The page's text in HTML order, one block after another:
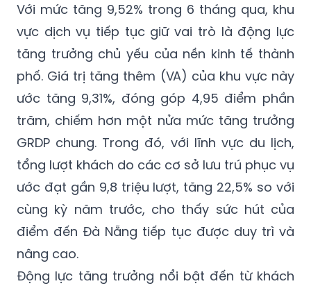
Với mức tăng 9,52% trong 6 tháng qua, khu
vực dịch vụ tiếp tục giữ vai trò là động lực
tăng trưởng chủ yếu của nền kinh tế thành
phố. Giá trị tăng thêm (VA) của khu vực này
ước tăng 9,31%, đóng góp 4,95 điểm phần
trăm, chiếm hơn một nửa mức tăng trưởng
GRDP chung. Trong đó, với lĩnh vực du lịch,
tổng lượt khách do các cơ sở lưu trú phục vụ
ước đạt gần 9,8 triệu lượt, tăng 22,5% so với
cùng kỳ năm trước, cho thấy sức hút của
điểm đến Đà Nẵng tiếp tục được duy trì và
nâng cao.
Động lực tăng trưởng nổi bật đến từ khách